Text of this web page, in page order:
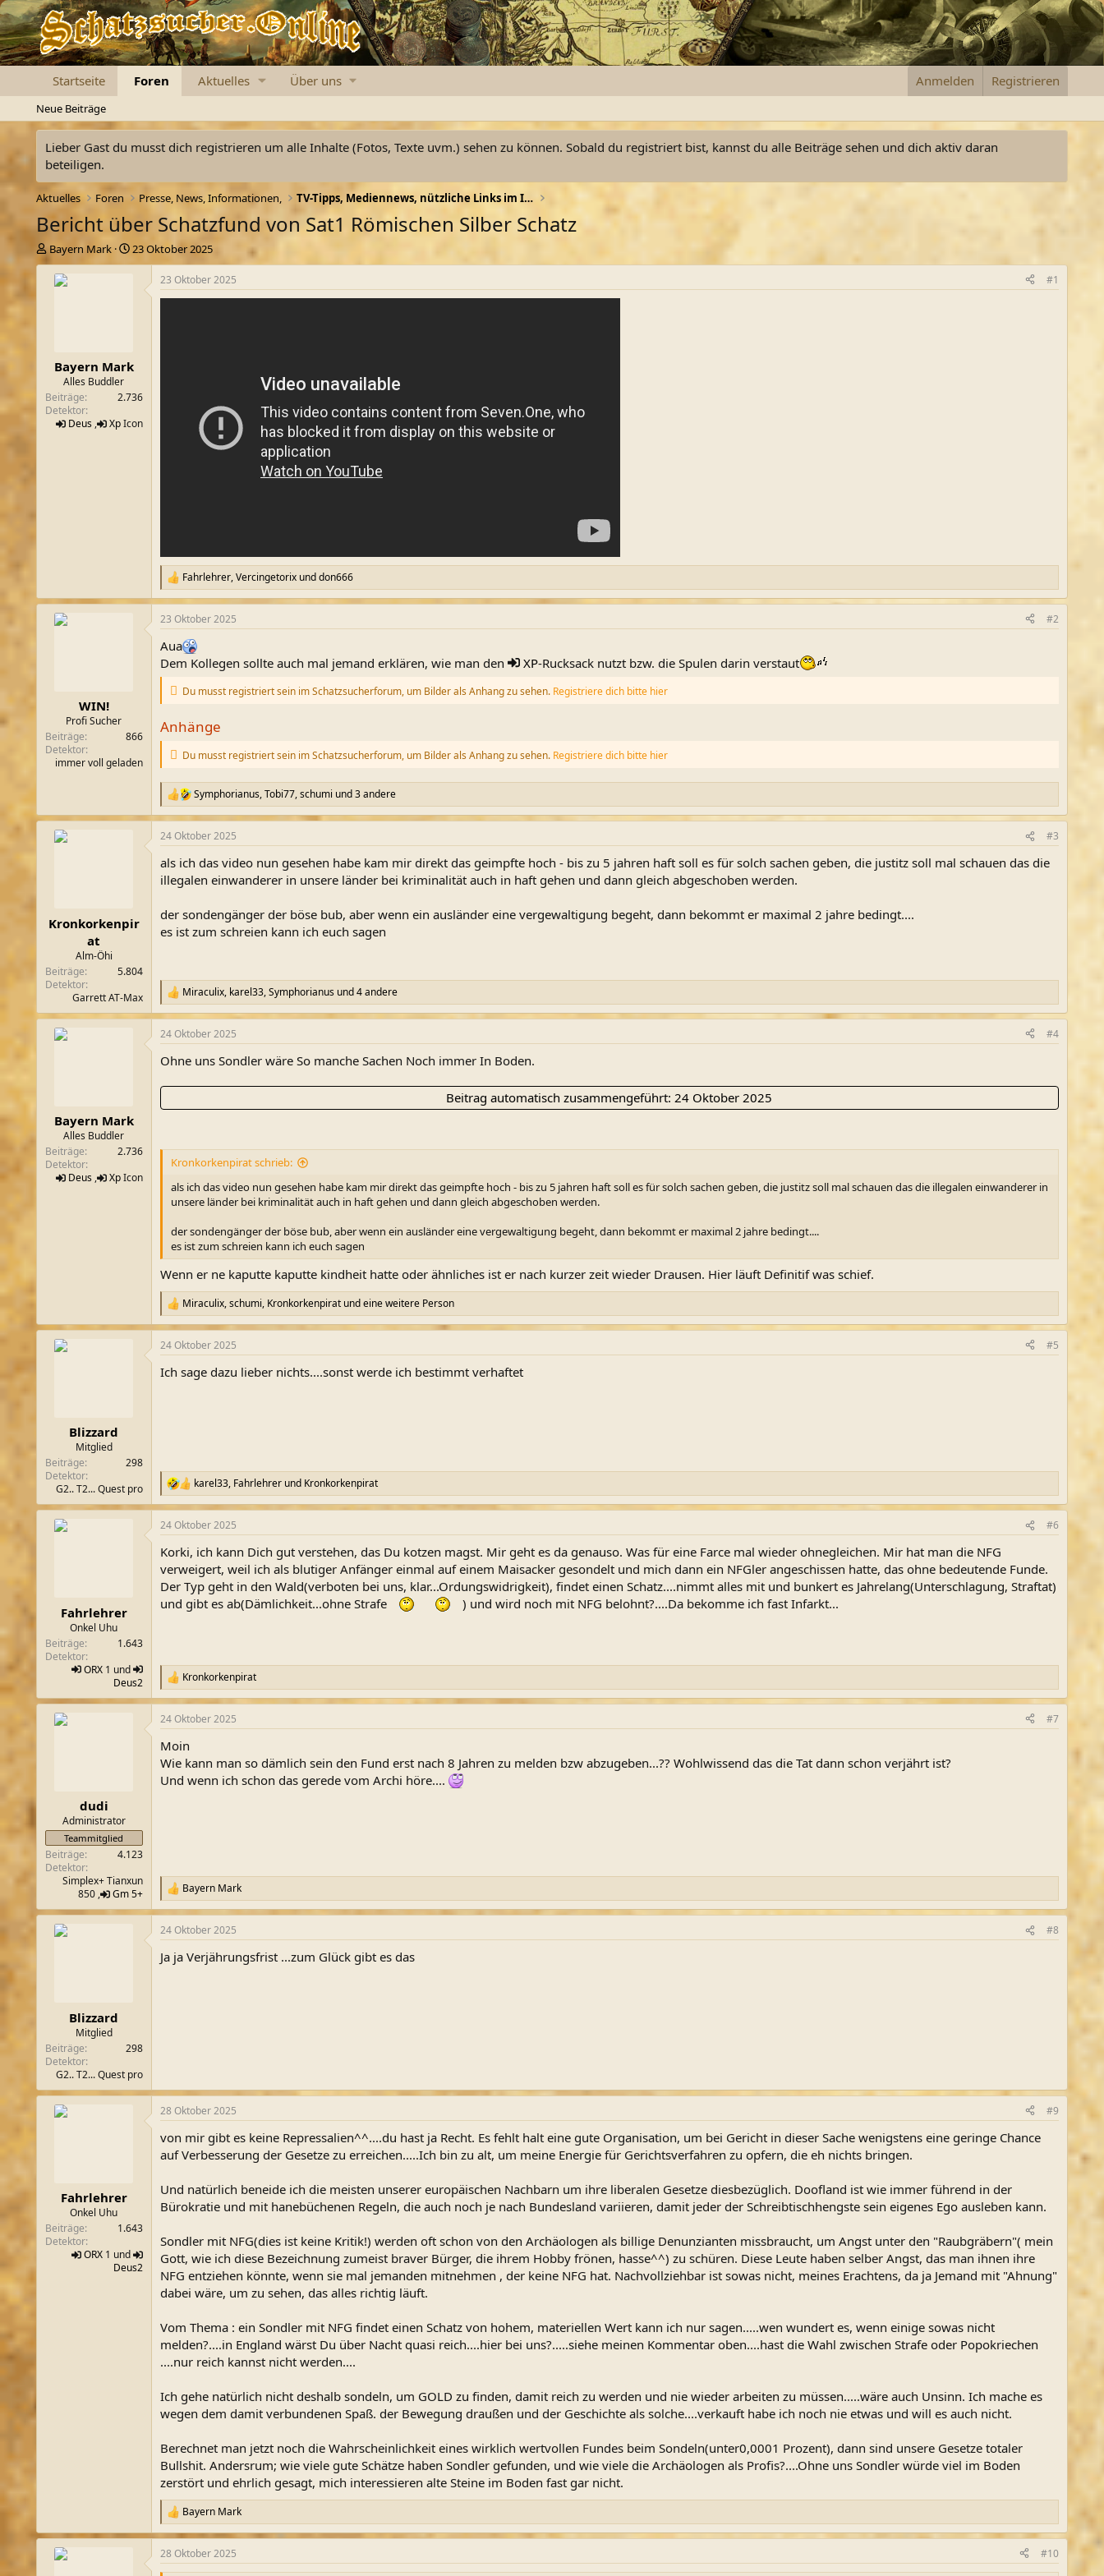
Startseite Foren Aktuelles Über uns Anmelden Registrieren
Neue Beiträge
Lieber Gast du musst dich registrieren um alle Inhalte (Fotos, Texte uvm.) sehen zu können. Sobald du registriert bist, kannst du alle Beiträge sehen und dich aktiv daran
beteiligen.
Aktuelles Foren Presse, News, Informationen, TV-Tipps, Mediennews, nützliche Links im Internet
Bericht über Schatzfund von Sat1 Römischen Silber Schatz
E
r
Bayern Mark
E
r
a
23 Oktober 2025
Bayern Mark
Alles Buddler
Beiträge
2.736
Detektor
Deus, XpIcon
23 Oktober 2025 #1
R
e
a
k
i
o
e
Fahrlehrer,Vercingetorixunddon666
WIN!
Profi Sucher
Beiträge
866
Detektor
immer voll geladen
23 Oktober 2025 #2
Aua
Dem Kollegen sollte auch mal jemand erklären, wie man den
XP-Rucksack nutzt bzw. die Spulen darin verstaut
Du musst registriert sein im Schatzsucherforum, um Bilder als Anhang zu sehen. Registriere dich bitte hier
Anhänge
Du musst registriert sein im Schatzsucherforum, um Bilder als Anhang zu sehen. Registriere dich bitte hier
R
e
a
k
i
o
n
:
Symphorianus,Tobi77,schumi und 3 andere
Kronkorkenpir
at
Alm-Öhi
Beiträge
5.804
Detektor
Garrett AT-Max
24 Oktober 2025 #3
als ich das video nun gesehen habe kam mir direkt das geimpfte hoch - bis zu 5 jahren haft soll es für solch sachen geben, die justitz soll mal schauen das die
illegalen einwanderer in unsere länder bei kriminalität auch in haft gehen und dann gleich abgeschoben werden.
der sondengänger der böse bub, aber wenn ein ausländer eine vergewaltigung begeht, dann bekommt er maximal 2 jahre bedingt....
es ist zum schreien kann ich euch sagen
R
e
a
k
i
n
Miraculix, karel33,Symphorianusund 4 andere
Bayern Mark
Alles Buddler
Beiträge
2.736
Detektor
Deus, XpIcon
24 Oktober 2025 #4
Ohne uns Sondler wäre So manche Sachen Noch immer In Boden.
Beitrag automatisch zusammengeführt: 24 Oktober 2025
Kronkorkenpirat schrieb:
als ich das video nun gesehen habe kam mir direkt das geimpfte hoch - bis zu 5 jahren haft soll es für solch sachen geben, die justitz soll mal schauen das die illegalen einwanderer in
unsere länder bei kriminalität auch in haft gehen und dann gleich abgeschoben werden.
der sondengänger der böse bub, aber wenn ein ausländer eine vergewaltigung begeht, dann bekommt er maximal 2 jahre bedingt....
es ist zum schreien kann ich euch sagen
Wenn er ne kaputte kaputte kindheit hatte oder ähnliches ist er nach kurzer zeit wieder Drausen. Hier läuft Definitif was schief.
R
e
a
k
i
Miraculix,schumi, Kronkorkenpiratund eine weitere Person
Blizzard
Mitglied
Beiträge
298
Detektor
G2.. T2... Quest pro
24 Oktober 2025 #5
Ich sage dazu lieber nichts....sonst werde ich bestimmt verhaftet
R
e
a
k
i
o
n
e
n
karel33, Fahrlehrerund Kronkorkenpirat
Fahrlehrer
Onkel Uhu
Beiträge
1.643
Detektor
ORX1 und
Deus2
24 Oktober 2025 #6
Korki, ich kann Dich gut verstehen, das Du kotzen magst. Mir geht es da genauso. Was für eine Farce mal wieder ohnegleichen. Mir hat man die NFG
verweigert, weil ich als blutiger Anfänger einmal auf einem Maisacker gesondelt und mich dann ein NFGler angeschissen hatte, das ohne bedeutende Funde.
Der Typ geht in den Wald(verboten bei uns, klar...Ordungswidrigkeit), findet einen Schatz....nimmt alles mit und bunkert es Jahrelang(Unterschlagung, Straftat)
und gibt es ab(Dämlichkeit...ohne Strafe
) und wird noch mit NFG belohnt?....Da bekomme ich fast Infarkt...
R
e
a
k
i
o
n
e
Kronkorkenpirat
dudi
Administrator
Teammitglied
Beiträge
4.123
Detektor
Simplex+ Tianxun
850 ,
Gm 5+
24 Oktober 2025 #7
Moin
Wie kann man so dämlich sein den Fund erst nach 8 Jahren zu melden bzw abzugeben...?? Wohlwissend das die Tat dann schon verjährt ist?
Und wenn ich schon das gerede vom Archi höre....
R
e
a
k
i
Bayern Mark
Blizzard
Mitglied
Beiträge
298
Detektor
G2.. T2... Quest pro
24 Oktober 2025 #8
Ja ja Verjährungsfrist ...zum Glück gibt es das
Fahrlehrer
Onkel Uhu
Beiträge
1.643
Detektor
ORX1 und
Deus2
28 Oktober 2025 #9
von mir gibt es keine Repressalien^^....du hast ja Recht. Es fehlt halt eine gute Organisation, um bei Gericht in dieser Sache wenigstens eine geringe Chance
auf Verbesserung der Gesetze zu erreichen.....Ich bin zu alt, um meine Energie für Gerichtsverfahren zu opfern, die eh nichts bringen.
Und natürlich beneide ich die meisten unserer europäischen Nachbarn um ihre liberalen Gesetze diesbezüglich. Doofland ist wie immer führend in der
Bürokratie und mit hanebüchenen Regeln, die auch noch je nach Bundesland variieren, damit jeder der Schreibtischhengste sein eigenes Ego ausleben kann.
Sondler mit NFG(dies ist keine Kritik!) werden oft schon von den Archäologen als billige Denunzianten missbraucht, um Angst unter den "Raubgräbern"( mein
Gott, wie ich diese Bezeichnung zumeist braver Bürger, die ihrem Hobby frönen, hasse^^) zu schüren. Diese Leute haben selber Angst, das man ihnen ihre
NFG entziehen könnte, wenn sie mal jemanden mitnehmen , der keine NFG hat. Nachvollziehbar ist sowas nicht, meines Erachtens, da ja Jemand mit "Ahnung"
dabei wäre, um zu sehen, das alles richtig läuft.
Vom Thema : ein Sondler mit NFG findet einen Schatz von hohem, materiellen Wert kann ich nur sagen.....wen wundert es, wenn einige sowas nicht
melden?....in England wärst Du über Nacht quasi reich....hier bei uns?.....siehe meinen Kommentar oben....hast die Wahl zwischen Strafe oder Popokriechen
....nur reich kannst nicht werden....
Ich gehe natürlich nicht deshalb sondeln, um GOLD zu finden, damit reich zu werden und nie wieder arbeiten zu müssen.....wäre auch Unsinn. Ich mache es
wegen dem damit verbundenen Spaß. der Bewegung draußen und der Geschichte als solche....verkauft habe ich noch nie etwas und will es auch nicht.
Berechnet man jetzt noch die Wahrscheinlichkeit eines wirklich wertvollen Fundes beim Sondeln(unter0,0001 Prozent), dann sind unsere Gesetze totaler
Bullshit. Andersrum; wie viele gute Schätze haben Sondler gefunden, und wie viele die Archäologen als Profis?....Ohne uns Sondler würde viel im Boden
zerstört und ehrlich gesagt, mich interessieren alte Steine im Boden fast gar nicht.
R
e
a
k
t
Bayern Mark
28 Oktober 2025 #10